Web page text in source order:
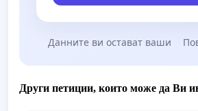
Данните ви остават ваши
Други петиции, които може да Ви